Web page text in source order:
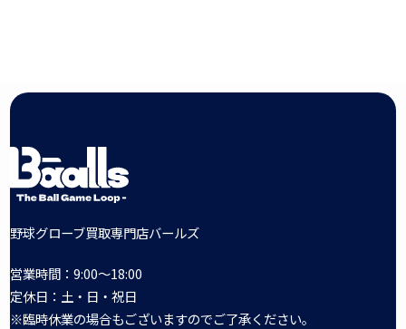
野球グローブ買取専門店バールズ
営業時間：9:00～18:00
定休日：土・日・祝日
※臨時休業の場合もございますのでご了承ください。